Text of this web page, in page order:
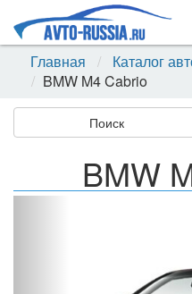
Главная
Каталог
BMW M4 Cabrio
Поиск
BMW